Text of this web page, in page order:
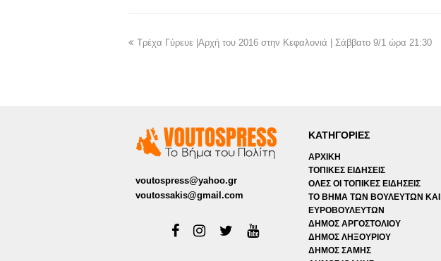
Τρέχα Γύρευε |Αρχή του 2016 στην Κεφαλονιά | Σάββατο 9/1 ώρα 21:30
voutospress@yahoo.gr
voutossakis@gmail.com
ΚΑΤΗΓΟΡΙΕΣ
ΑΡΧΙΚΗ
ΤΟΠΙΚΕΣ ΕΙΔΗΣΕΙΣ
ΟΛΕΣ ΟΙ ΤΟΠΙΚΕΣ ΕΙΔΗΣΕΙΣ
ΤΟ ΒΗΜΑ ΤΩΝ ΒΟΥΛΕΥΤΩΝ ΚΑΙ
ΕΥΡΟΒΟΥΛΕΥΤΩΝ
ΔΗΜΟΣ ΑΡΓΟΣΤΟΛΙΟΥ
ΔΗΜΟΣ ΛΗΞΟΥΡΙΟΥ
ΔΗΜΟΣ ΣΑΜΗΣ